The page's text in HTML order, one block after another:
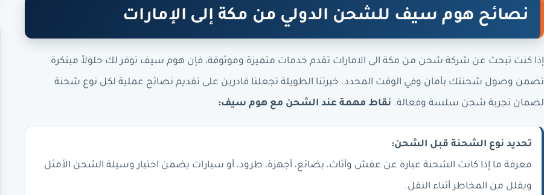
نصائح هوم سيف للشحن الدولي من مكة إلى الإمارات
إذا كنت تبحث عن شركة شحن من مكة الى الامارات تقدم خدمات متميزة وموثوقة، فإن هوم سيف توفر لك حلولاً مبتكرة
تضمن وصول شحنتك بأمان وفي الوقت المحدد. خبرتنا الطويلة تجعلنا قادرين على تقديم نصائح عملية لكل نوع شحنة
لضمان تجربة شحن سلسة وفعالة. نقاط مهمة عند الشحن مع هوم سيف:
تحديد نوع الشحنة قبل الشحن:
معرفة ما إذا كانت الشحنة عبارة عن عفش وأثاث، بضائع، أجهزة، طرود، أو سيارات يضمن اختيار وسيلة الشحن الأمثل
ويقلل من المخاطر أثناء النقل.